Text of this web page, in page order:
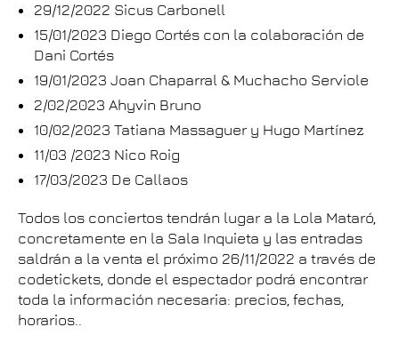
29/12/2022 Sicus Carbonell
15/01/2023 Diego Cortés con la colaboración de
Dani Cortés
19/01/2023 Joan Chaparral & Muchacho Serviole
2/02/2023 Ahyvin Bruno
10/02/2023 Tatiana Massaguer y Hugo Martínez
11/03 /2023 Nico Roig
17/03/2023 De Callaos
Todos los conciertos tendrán lugar a la Lola Mataró,
concretamente en la Sala Inquieta y las entradas
saldrán a la venta el próximo 26/11/2022 a través de
codetickets, donde el espectador podrá encontrar
toda la información necesaria: precios, fechas,
horarios..